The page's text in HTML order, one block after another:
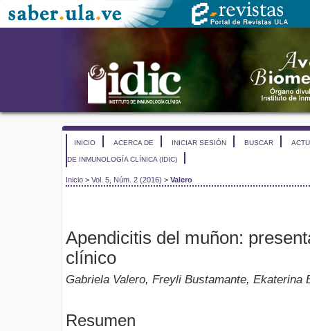
INICIO ACERCA DE INICIAR SESIÓN BUSCAR
DE INMUNOLOGÍA CLÍNICA (IDIC)
Inicio > Vol. 5, Núm. 2 (2016) > Valero
Apendicitis del muñon:
clínico
Gabriela Valero, Freyli Bustamante, Ekaterina
Resumen